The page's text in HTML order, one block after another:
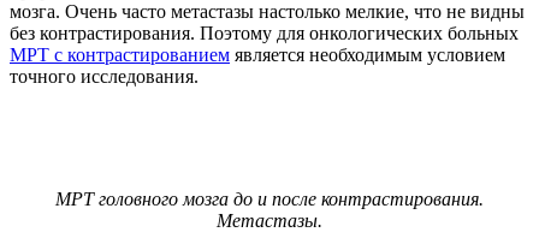
мозга. Очень часто метастазы настолько мелкие, что не видны
без контрастирования. Поэтому для онкологических больных
МРТ с контрастированием является необходимым условием
точного исследования.
МРТ головного мозга до и после контрастирования.
Метастазы.